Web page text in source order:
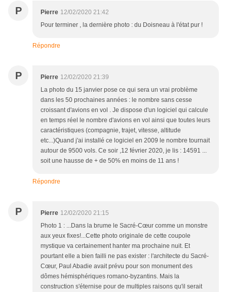
P Pierre 12/02/2020 21:42
Pour terminer , la dernière photo : du Doisneau à l'état pur !
Répondre
P Pierre 12/02/2020 21:39
La photo du 15 janvier pose ce qui sera un vrai problème
dans les 50 prochaines années : le nombre sans cesse
croissant d'avions en vol . Je dispose d'un logiciel qui calcule
en temps réel le nombre d'avions en vol ainsi que toutes leurs
caractéristiques (compagnie, trajet, vitesse, altitude
etc...)Quand j'ai installé ce logiciel en 2009 le nombre tournait
autour de 9500 vols. Ce soir ,12 février 2020, je lis : 14591 ...
soit une hausse de + de 50% en moins de 11 ans !
Répondre
P Pierre 12/02/2020 21:15
Photo 1 : ...Dans la brume le Sacré-Cœur comme un monstre
aux yeux fixes!...Cette photo originale de cette coupole
mystique va certainement hanter ma prochaine nuit. Et
pourtant elle a bien failli ne pas exister : l'architecte du Sacré-
Cœur, Paul Abadie avait prévu pour son monument des
dômes hémisphériques romano-byzantins. Mais la
construction s'éternise pour de multiples raisons qu'il serait